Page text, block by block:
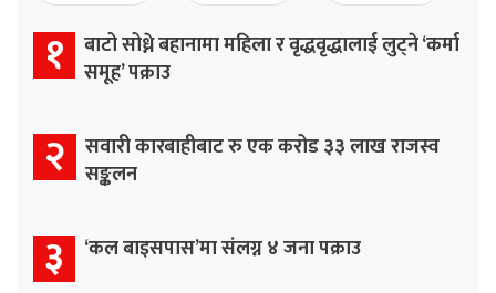
१
बाटो सोध्ने बहानामा महिला र वृद्धवृद्धालाई लुट्ने ‘कर्मा
समूह’ पक्राउ
२
सवारी कारबाहीबाट रु एक करोड ३३ लाख राजस्व
सङ्कलन
३ ‘कल बाइसपास’मा संलग्न ४ जना पक्राउ